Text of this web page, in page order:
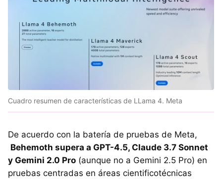
Cuadro resumen de características de LLama 4. Meta
De acuerdo con la batería de pruebas de Meta,
Behemoth supera a GPT-4.5, Claude 3.7 Sonnet
y Gemini 2.0 Pro (aunque no a Gemini 2.5 Pro) en
pruebas centradas en áreas cientificotécnicas